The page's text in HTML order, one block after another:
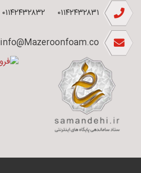
۰۱۱۴۲۴۳۲۸۳۱ ۰۱۱۴۲۴۳۲۸۳۲
info@Mazeroonfoam.co